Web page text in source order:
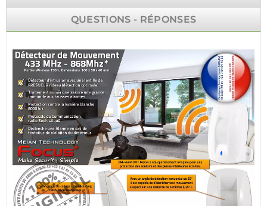
QUESTIONS - RÉPONSES